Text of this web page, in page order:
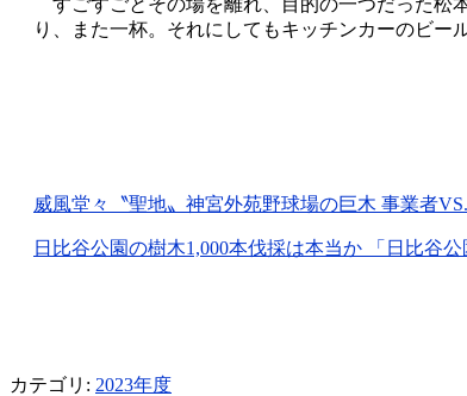
り、また一杯。それにしてもキッチンカーのビー
威風堂々〝聖地〟神宮外苑野球場の巨木 事業者
日比谷公園の樹木1,000本伐採は本当か 「日比谷
カテゴリ: 2023年度